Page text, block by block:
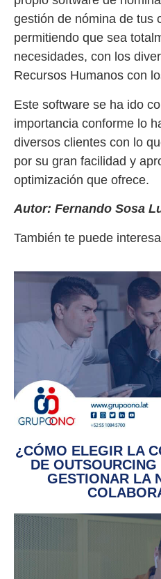
gestión de nómina de tus
permitiendo que sea
necesidades, con los
Recursos Humanos con
Este software se ha ido
importancia conforme lo
diversos clientes con lo
por su gran facilidad y
optimización que ofrece.
Autor: Fernando Sosa
También te puede
¿CÓMO ELEGIR LA
DE
GESTIONAR LA